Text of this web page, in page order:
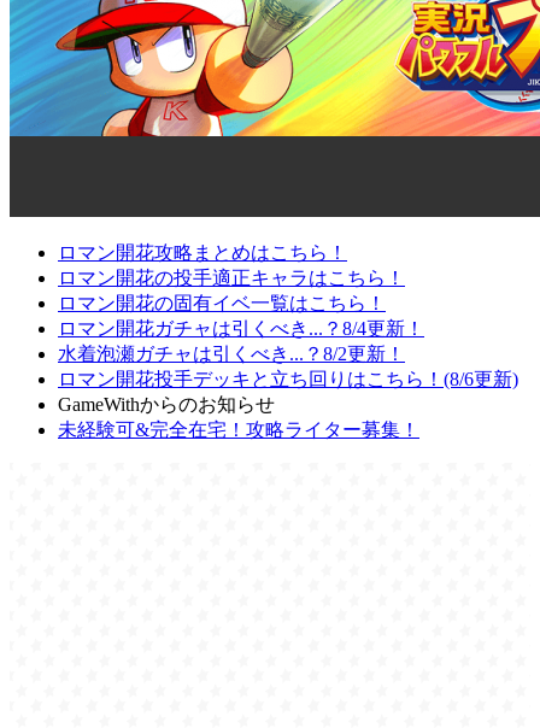
ロマン開花攻略まとめはこちら！
ロマン開花の投手適正キャラはこちら！
ロマン開花の固有イベ一覧はこちら！
ロマン開花ガチャは引くべき...？8/4更新！
水着泡瀬ガチャは引くべき...？8/2更新！
ロマン開花投手デッキと立ち回りはこちら！(8/6更新)
GameWithからのお知らせ
未経験可&完全在宅！攻略ライター募集！